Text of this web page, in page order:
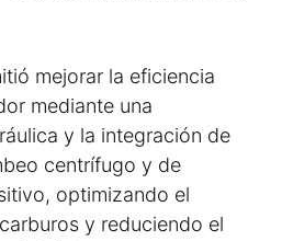
mejorar la eficiencia
mediante una
y la integración de
centrífugo y de
optimizando el
y reduciendo el